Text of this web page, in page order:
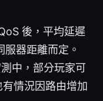
後，平均延遲
器距離而定。
中，部分玩家可
情況因路由增加